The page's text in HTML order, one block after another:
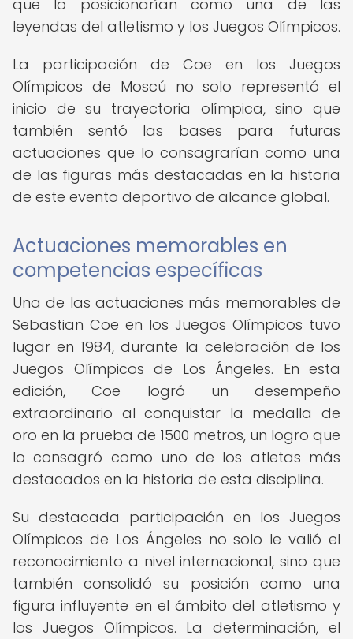
que lo posicionarían como una de las
leyendas del atletismo y los Juegos Olímpicos.
La participación de Coe en los Juegos
Olímpicos de Moscú no solo representó el
inicio de su trayectoria olímpica, sino que
también sentó las bases para futuras
actuaciones que lo consagrarían como una
de las figuras más destacadas en la historia
de este evento deportivo de alcance global.
Actuaciones memorables en
competencias específicas
Una de las actuaciones más memorables de
Sebastian Coe en los Juegos Olímpicos tuvo
lugar en 1984, durante la celebración de los
Juegos Olímpicos de Los Ángeles. En esta
edición, Coe logró un desempeño
extraordinario al conquistar la medalla de
oro en la prueba de 1500 metros, un logro que
lo consagró como uno de los atletas más
destacados en la historia de esta disciplina.
Su destacada participación en los Juegos
Olímpicos de Los Ángeles no solo le valió el
reconocimiento a nivel internacional, sino que
también consolidó su posición como una
figura influyente en el ámbito del atletismo y
los Juegos Olímpicos. La determinación, el